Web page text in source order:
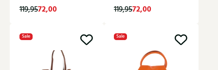
119,9572,00 119,9572,00
Sale Sale